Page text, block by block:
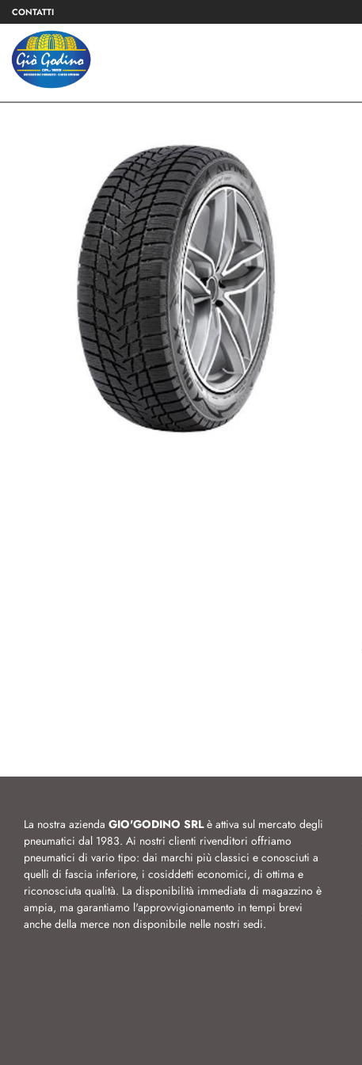
CONTATTI
La nostra azienda GIO'GODINO SRLè attiva sul mercato degli
pneumatici dal 1983. Ai nostri clienti rivenditori offriamo
pneumatici di vario tipo: dai marchi più classici e conosciuti a
quelli di fascia inferiore, i cosiddetti economici, di ottima e
riconosciuta qualità. La disponibilità immediata di magazzino è
ampia, ma garantiamo l'approvvigionamento in tempi brevi
anche della merce non disponibile nelle nostri sedi.